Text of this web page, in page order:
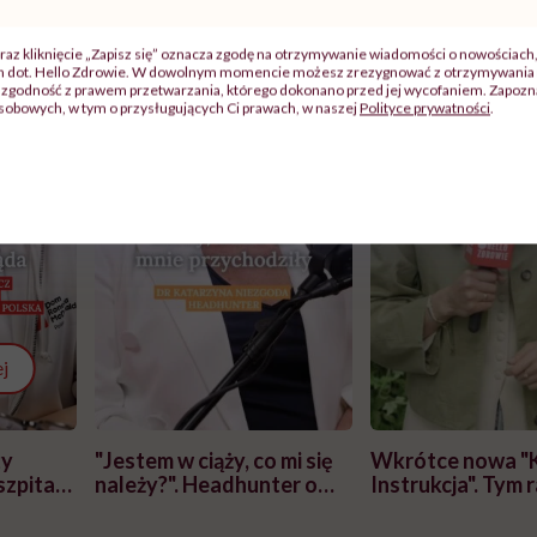
"Jestem w ciąży, co mi się
należy?". Headhunter o
Wkrótce nowa
Instrukcja". Tym
kliknięcie „Zapisz się” oznacza zgodę na otrzymywanie wiadomości o
dot. Hello Zdrowie. W dowolnym momencie możesz zrezygnować z
zgodność z prawem przetwarzania, którego dokonano przed jej wycofaniem.
w tym o przysługujących Ci prawach, w naszejPolityce prywatności.